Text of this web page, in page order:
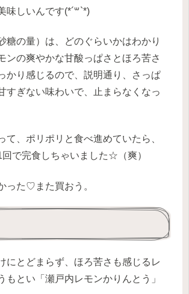
味しいんです(*´꒳`*)
糖の量）は、どのぐらいかはわかり
ンの爽やかな甘酸っぱさとほろ苦さ
かり感じるので、説明通り、さっぱ
すぎない味わいで、止まらなくなっ
て、ポリポリと食べ進めていたら、
で完食しちゃいました☆（爽）
った♡また買おう。
にとどまらず、ほろ苦さも感じるレ
もとい「瀬戸内レモンかりんとう」